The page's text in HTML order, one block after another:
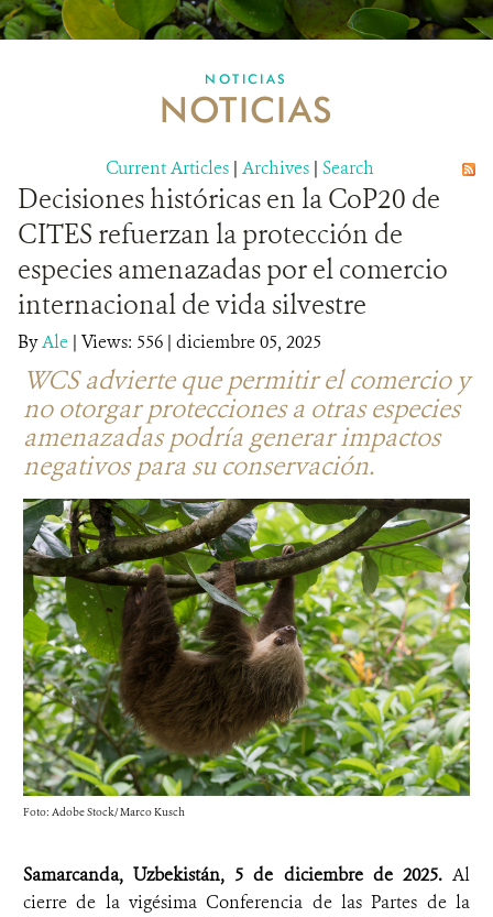
MECANISMO DE ATENCIÓN DE QUEJAS Y RECLAMOS
DONA
NOTICIAS
NOTICIAS
Current Articles | Archives | Search
Decisiones históricas en la CoP20 de
CITES refuerzan la protección de
especies amenazadas por el comercio
internacional de vida silvestre
ByAle | Views: 556 | diciembre 05, 2025
WCS advierte que permitir el comercio y
no otorgar protecciones a otras especies
amenazadas podría generar impactos
negativos para su conservación.
Foto: Adobe Stock/ Marco Kusch
Samarcanda, Uzbekistán, 5 de diciembre de 2025. Al
cierre de la vigésima Conferencia de las Partes de la